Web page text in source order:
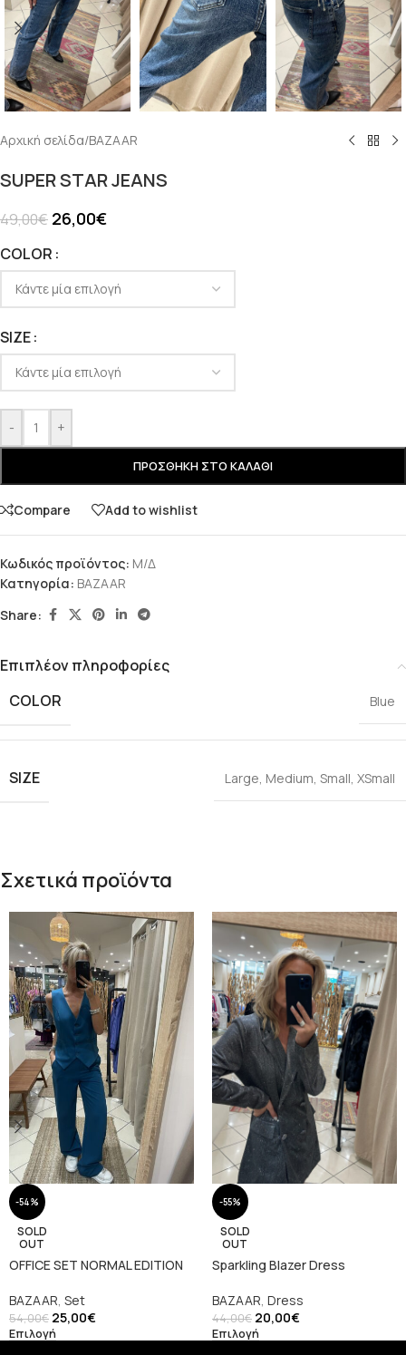
Αρχική σελίδα/BAZAAR
SUPER STAR JEANS
49,00€ 26,00€
COLOR
SIZE
- +
ΠΡΟΣΘΉΚΗ ΣΤΟ ΚΑΛΆΘΙ
Compare Add to wishlist
Κωδικός προϊόντος: Μ/Δ
Κατηγορία: BAZAAR
Share:
Επιπλέον πληροφορίες
COLOR
Blue
SIZE Large, Medium, Small, XSmall
Σχετικά προϊόντα
-54%
SOLD
OUT
OFFICE SET NORMAL EDITION
BAZAAR, Set
54,00€ 25,00€
Επιλογή
-55%
SOLD
OUT
Sparkling Blazer Dress
BAZAAR, Dress
44,00€ 20,00€
Επιλογή